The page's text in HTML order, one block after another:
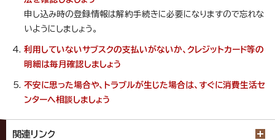
申し込み時の登録情報は解約手続きに必要になりますので忘れな
いようにしましょう。
利用していないサブスクの支払いがないか、クレジットカード等の
明細は毎月確認しましょう
不安に思った場合や、トラブルが生じた場合は、すぐに消費生活セ
ンターへ相談しましょう
関連リンク